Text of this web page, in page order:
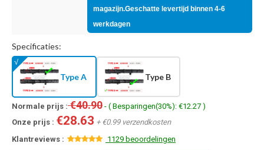
magazijn.Geschatte levertijd binnen 4-6
werkdagen
Specificaties:
Type A Type B
Normale prijs :€40.90 - ( Besparingen(30%): €12.27 )
Onze prijs : €28.63 + €0.99 verzendkosten
Klantreviews :
1129 beoordelingen